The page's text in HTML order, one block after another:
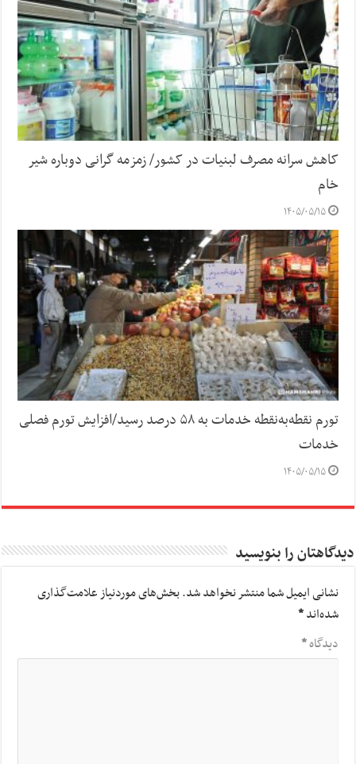
کاهش سرانه مصرف لبنیات در کشور/ زمزمه گرانی دوباره شیر
خام
۱۴۰۵/۰۵/۱۵
تورم نقطه‌به‌نقطه خدمات به ۵۸ درصد رسید/افزایش تورم فصلی
خدمات
۱۴۰۵/۰۵/۱۵
دیدگاهتان را بنویسید
نشانی ایمیل شما منتشر نخواهد شد.بخش‌های موردنیاز علامت‌گذاری
شده‌اند*
دیدگاه*